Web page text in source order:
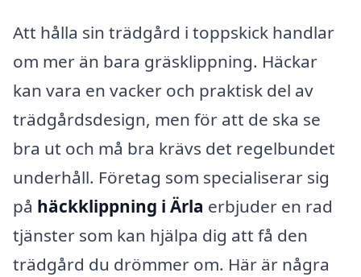
Att hålla sin trädgård i toppskick handlar
om mer än bara gräsklippning. Häckar
kan vara en vacker och praktisk del av
trädgårdsdesign, men för att de ska se
bra ut och må bra krävs det regelbundet
underhåll. Företag som specialiserar sig
på häckklippning i Ärla erbjuder en rad
tjänster som kan hjälpa dig att få den
trädgård du drömmer om. Här är några